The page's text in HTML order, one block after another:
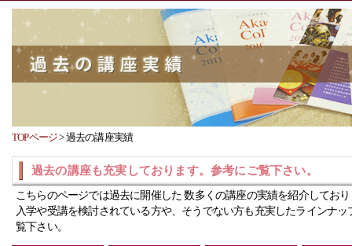
TOPページ>過去の講座実績
過去の講座も充実しております。参考にご覧下さい。
こちらのページでは過去に開催した 数多くの講座の実績を紹介してお
入学や受講を検討されている方や、そうでない方も充実したラインナッ
覧下さい。